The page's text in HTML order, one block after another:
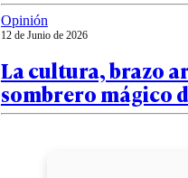
Opinión
12 de Junio de 2026
La cultura, brazo
sombrero mágico